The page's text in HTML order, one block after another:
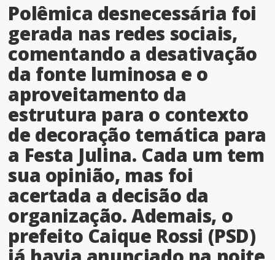
Polêmica desnecessária foi
gerada nas redes sociais,
comentando a desativação
da fonte luminosa e o
aproveitamento da
estrutura para o contexto
de decoração temática para
a Festa Julina. Cada um tem
sua opinião, mas foi
acertada a decisão da
organização. Ademais, o
prefeito Caique Rossi (PSD)